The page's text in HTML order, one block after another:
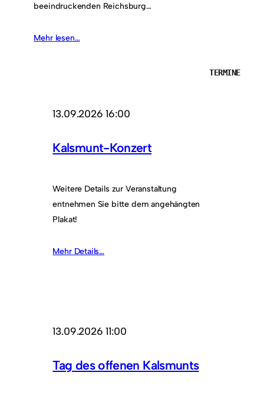
beeindruckenden Reichsburg…
Mehr lesen…
TERMINE
13.09.2026 16:00
Kalsmunt-Konzert
Weitere Details zur Veranstaltung
entnehmen Sie bitte dem angehängten
Plakat!
Mehr Details…
13.09.2026 11:00
Tag des offenen Kalsmunts